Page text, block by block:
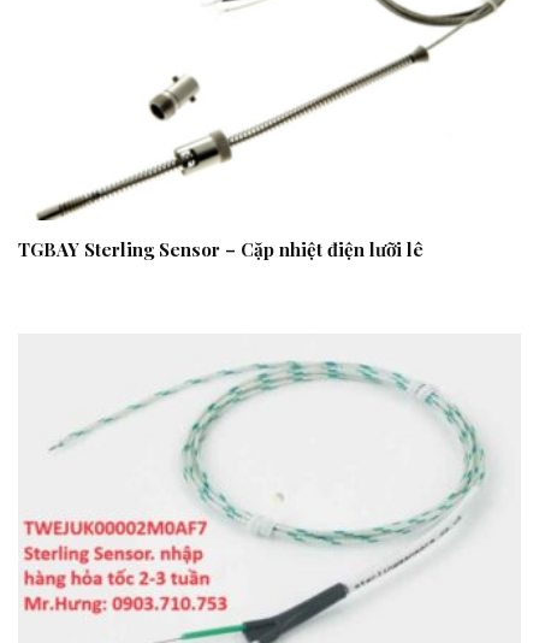
TGBAY Sterling Sensor – Cặp nhiệt điện lưỡi lê